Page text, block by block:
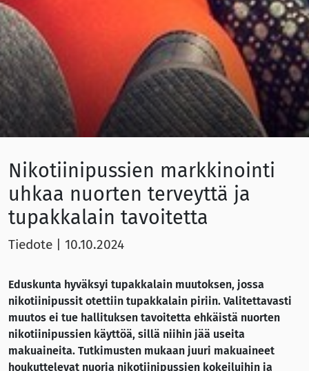
Nikotiinipussien markkinointi
uhkaa nuorten terveyttä ja
tupakkalain tavoitetta
Tiedote 10.10.2024
Eduskunta hyväksyi tupakkalain muutoksen, jossa
nikotiinipussit otettiin tupakkalain piriin. Valitettavasti
muutos ei tue hallituksen tavoitetta ehkäistä nuorten
nikotiinipussien käyttöä, sillä niihin jää useita
makuaineita. Tutkimusten mukaan juuri makuaineet
houkuttelevat nuoria nikotiinipussien kokeiluihin ja